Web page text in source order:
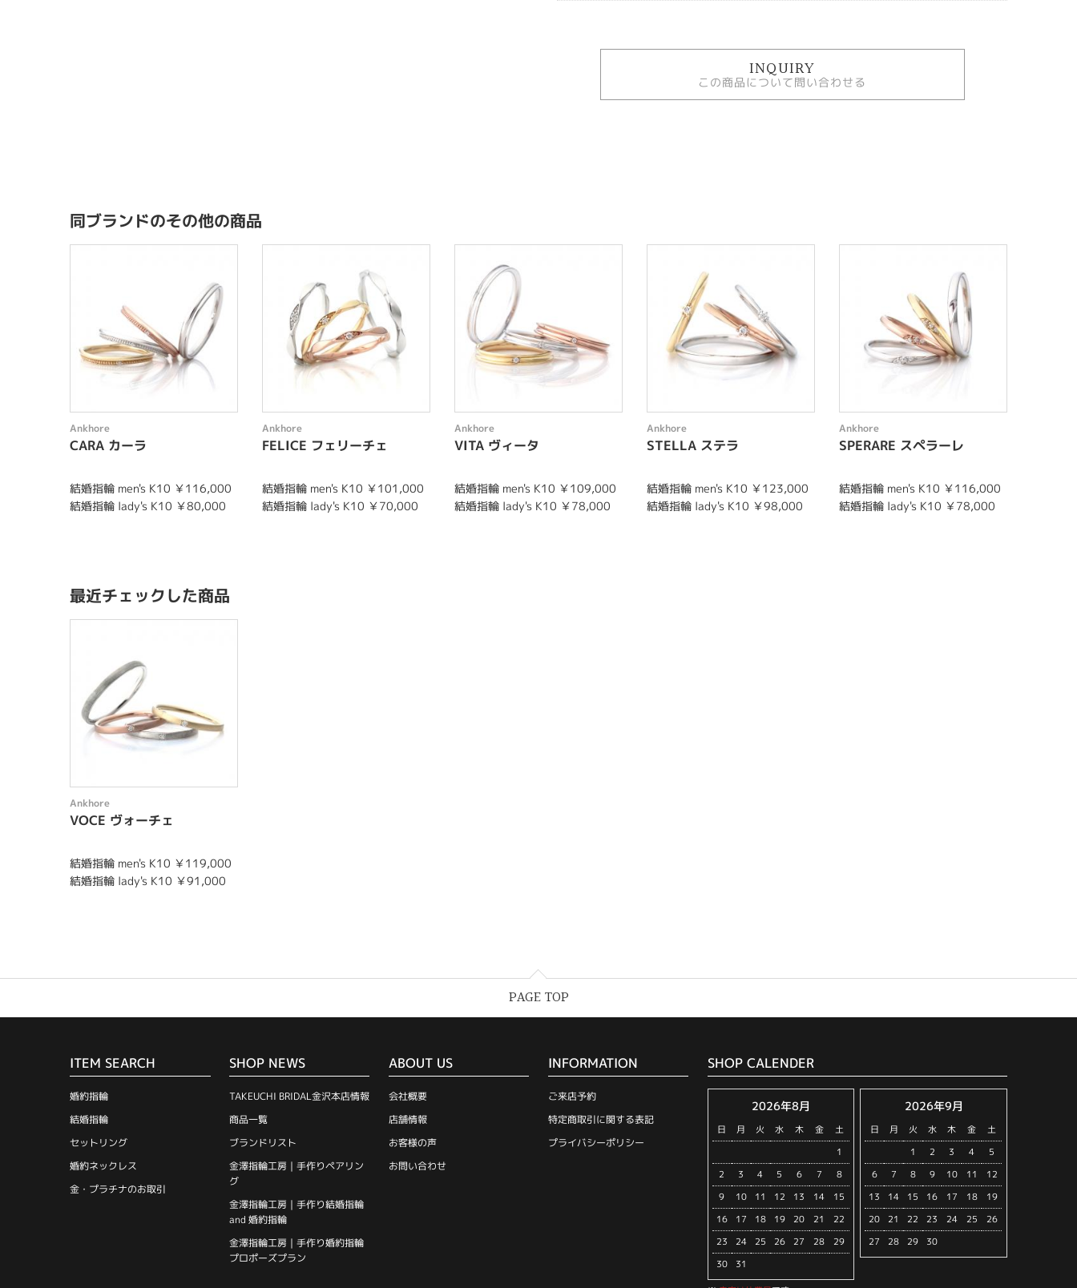
INQUIRY
この商品について問い合わせる
同ブランドのその他の商品
Ankhore
CARA カーラ
結婚指輪 men's K10 ￥116,000
結婚指輪 lady's K10 ￥80,000
Ankhore
FELICE フェリーチェ
結婚指輪 men's K10 ￥101,000
結婚指輪 lady's K10 ￥70,000
Ankhore
VITA ヴィータ
結婚指輪 men's K10 ￥109,000
結婚指輪 lady's K10 ￥78,000
Ankhore
STELLA ステラ
結婚指輪 men's K10 ￥123,000
結婚指輪 lady's K10 ￥98,000
Ankhore
SPERARE スペラーレ
結婚指輪 men's K10 ￥116,000
結婚指輪 lady's K10 ￥78,000
最近チェックした商品
Ankhore
VOCE ヴォーチェ
結婚指輪 men's K10 ￥119,000
結婚指輪 lady's K10 ￥91,000
PAGE TOP
ITEM SEARCH
婚約指輪
結婚指輪
セットリング
婚約ネックレス
金・プラチナのお取引
SHOP NEWS
TAKEUCHI BRIDAL金沢本店情報
商品一覧
ブランドリスト
金澤指輪工房｜手作りペアリン
グ
金澤指輪工房｜手作り結婚指輪
and 婚約指輪
金澤指輪工房｜手作り婚約指輪
プロポーズプラン
ABOUT US
会社概要
店舗情報
お客様の声
お問い合わせ
INFORMATION
ご来店予約
特定商取引に関する表記
プライバシーポリシー
SHOP CALENDER
2026年8月
日 月 火 水 木 金
土
1
2
3 4 5 6 7
8
9
10 11 12 13 14
15
16
17 18 19 20 21
22
23
24 25 26 27 28
29
30
31
2026年9月
日 月 火 水 木 金
土
1
2 3 4
5
6
7 8 9 10 11
12
13
14 15 16 17 18
19
20
21 22 23 24 25
26
27
28 29 30